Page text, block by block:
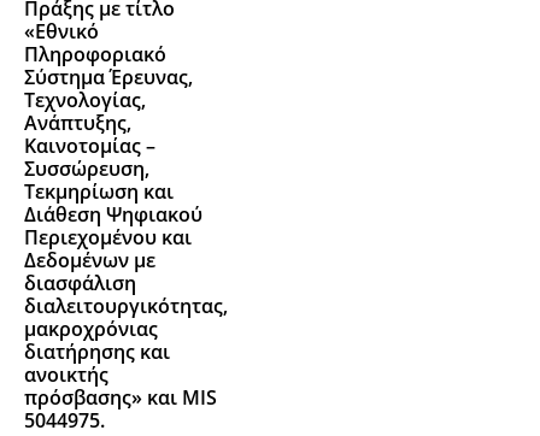
Πράξης με τίτλο
«Εθνικό
Πληροφοριακό
Σύστημα Έρευνας,
Τεχνολογίας,
Ανάπτυξης,
Καινοτομίας –
Συσσώρευση,
Τεκμηρίωση και
Διάθεση Ψηφιακού
Περιεχομένου και
Δεδομένων με
διασφάλιση
διαλειτουργικότητας,
μακροχρόνιας
διατήρησης και
ανοικτής
πρόσβασης» και MIS
5044975.